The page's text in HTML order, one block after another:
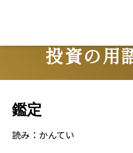
投資の用
鑑定
読み： かんてい